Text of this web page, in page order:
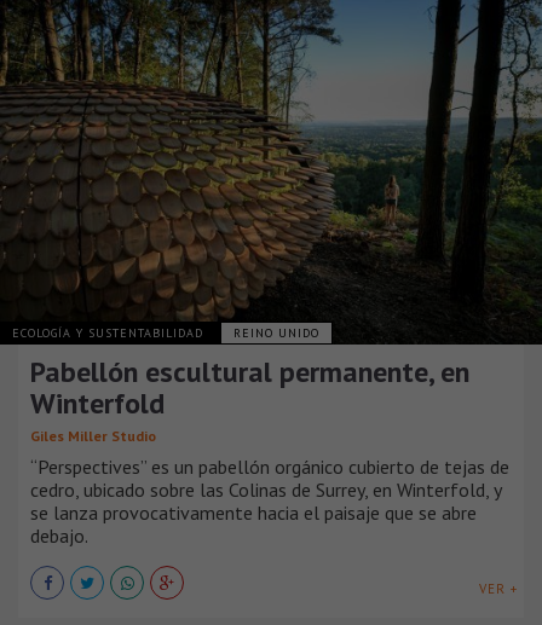
ECOLOGÍA Y SUSTENTABILIDAD REINO UNIDO
Pabellón escultural permanente, en
Winterfold
Giles Miller Studio
“Perspectives” es un pabellón orgánico cubierto de tejas de
cedro, ubicado sobre las Colinas de Surrey, en Winterfold, y
se lanza provocativamente hacia el paisaje que se abre
debajo.
VER +